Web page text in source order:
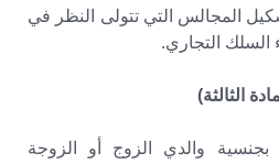
المجالس التي تتولى النظر في
السلك التجاري.
الثالثة)
والدي الزوج أو الزوجة